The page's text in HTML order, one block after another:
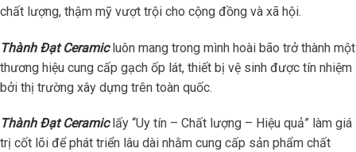
chất lượng, thậm mỹ vượt trội cho cộng đồng và xã hội.
Thành Đạt Ceramicluôn mang trong mình hoài bão trở thành một
thương hiệu cung cấp gạch ốp lát, thiết bị vệ sinh được tín nhiệm
bởi thị trường xây dựng trên toàn quốc.
Thành Đạt Ceramiclấy “Uy tín – Chất lượng – Hiệu quả” làm giá
trị cốt lõi để phát triển lâu dài nhằm cung cấp sản phẩm chất